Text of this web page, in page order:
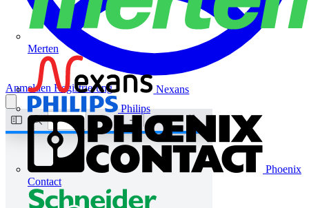
Merten
Nexans
Philips
Phoenix
Contact
Anmelden Registrierung